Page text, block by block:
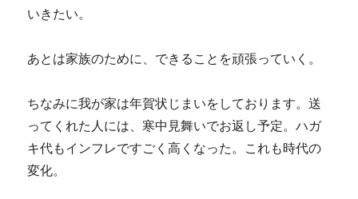
いきたい。
あとは家族のために、できることを頑張っていく。
ちなみに我が家は年賀状じまいをしております。送
ってくれた人には、寒中見舞いでお返し予定。ハガ
キ代もインフレですごく高くなった。これも時代の
変化。